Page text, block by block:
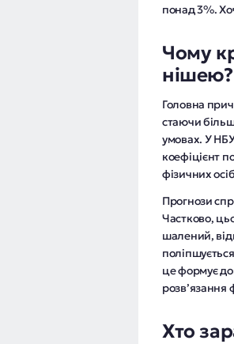
понад 3%.
Чому
нішею?
Головна
стаючи
умовах. У
коефіцієнт
фізичних
Прогнози
Частково,
шалений,
це формує
розвʼязання
Хто